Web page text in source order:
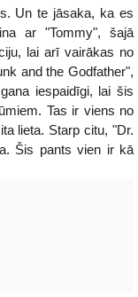
Un te jāsaka, ka es
ar "Tommy", šajā
lai arī vairākas no
and the Godfather",
iespaidīgi, lai šis
Tas ir viens no
lieta. Starp citu, "Dr.
Šis pants vien ir kā